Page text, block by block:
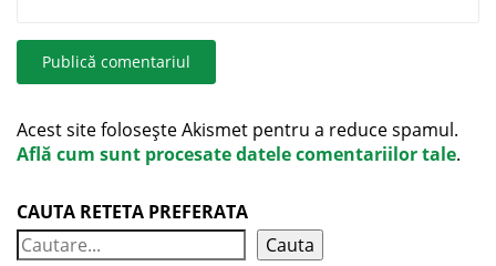
Acest site folosește Akismet pentru a reduce spamul.
Află cum sunt procesate datele comentariilor tale.
CAUTA RETETA PREFERATA
Cauta